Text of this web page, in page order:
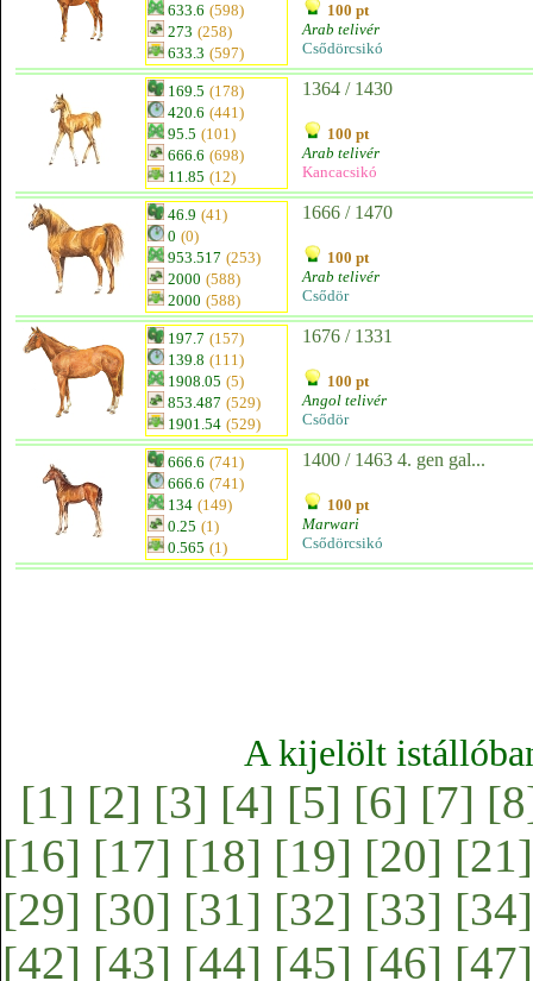
633.6 (598)
273 (258)
633.3 (597)
100 pt
Arab telivér
Csődörcsikó
169.5 (178)
420.6 (441)
95.5 (101)
666.6 (698)
11.85 (12)
1364 / 1430
100 pt
Arab telivér
Kancacsikó
46.9 (41)
0 (0)
953.517 (253)
2000 (588)
2000 (588)
1666 / 1470
100 pt
Arab telivér
Csődör
197.7 (157)
139.8 (111)
1908.05 (5)
853.487 (529)
1901.54 (529)
1676 / 1331
100 pt
Angol telivér
Csődör
666.6 (741)
666.6 (741)
134 (149)
0.25 (1)
0.565 (1)
1400 / 1463 4. gen gal...
100 pt
Marwari
Csődörcsikó
A kijelölt
[1] [2] [3] [4] [5] [6] [7]
[16] [17] [18] [19] [20] [21]
[29] [30] [31] [32] [33] [34]
[42] [43] [44] [45] [46] [47]